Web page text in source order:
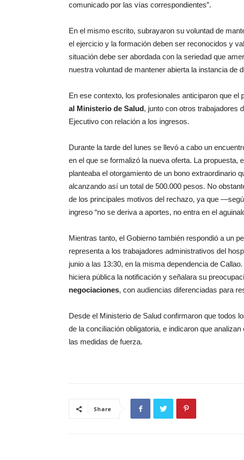
comunicado por las vías correspondientes”.
En el mismo escrito, subrayaron su voluntad de
el ejercicio y la formación deben ser reconocidos y
situación debe ser abordada con la seriedad que
nuestra voluntad de mantener abierta la instancia de
En ese contexto, los profesionales anticiparon que el
al Ministerio de Salud, junto con otros trabajadores
Ejecutivo con relación a los ingresos.
Durante la tarde del lunes se llevó a cabo un
en el que se formalizó la nueva oferta. La propuesta,
planteaba el otorgamiento de un bono extraordinario
alcanzando así un total de 500.000 pesos. No
de los principales motivos del rechazo, ya que
ingreso “no se deriva a aportes, no entra en el
Mientras tanto, el Gobierno también respondió a un
representa a los trabajadores administrativos del
junio a las 13:30, en la misma dependencia de
hiciera pública la notificación y señalara su
negociaciones, con audiencias diferenciadas para
Desde el Ministerio de Salud confirmaron que todos
de la conciliación obligatoria, e indicaron que
las medidas de fuerza.
Share